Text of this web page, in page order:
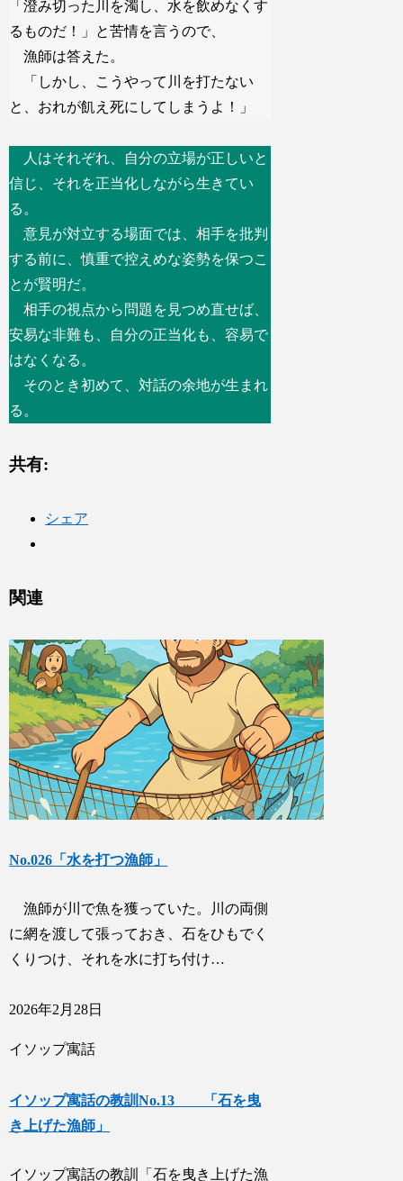
「澄み切った川を濁し、水を飲めなくす
るものだ！」と苦情を言うので、
漁師は答えた。
「しかし、こうやって川を打たない
と、おれが飢え死にしてしまうよ！」
人はそれぞれ、自分の立場が正しいと
信じ、それを正当化しながら生きてい
る。
意見が対立する場面では、相手を批判
する前に、慎重で控えめな姿勢を保つこ
とが賢明だ。
相手の視点から問題を見つめ直せば、
安易な非難も、自分の正当化も、容易で
はなくなる。
そのとき初めて、対話の余地が生まれ
る。
共有:
シェア
関連
No.026「水を打つ漁師」
漁師が川で魚を獲っていた。川の両側
に網を渡して張っておき、石をひもでく
くりつけ、それを水に打ち付け…
2026年2月28日
イソップ寓話
イソップ寓話の教訓No.13 「石を曳
き上げた漁師」
イソップ寓話の教訓「石を曳き上げた漁